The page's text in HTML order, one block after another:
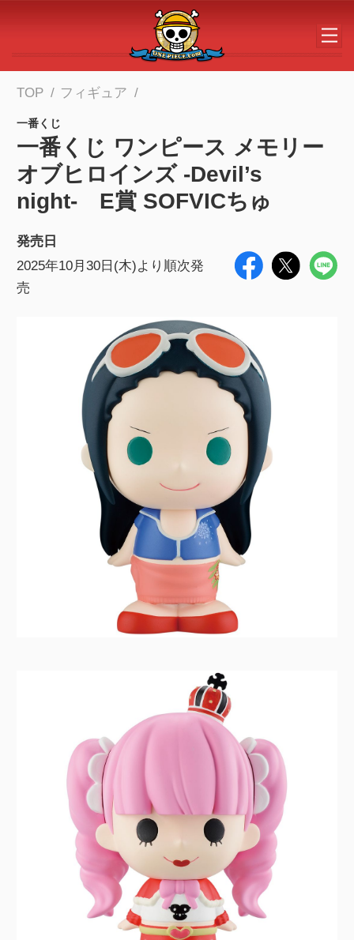
メインコンテンツへスキップする
TOP フィギュア
一番くじ
一番くじ ワンピース メモリー
オブヒロインズ -Devil’s
night- E賞 SOFVICちゅ
発売日
2025年10月30日(木)より順次発
売